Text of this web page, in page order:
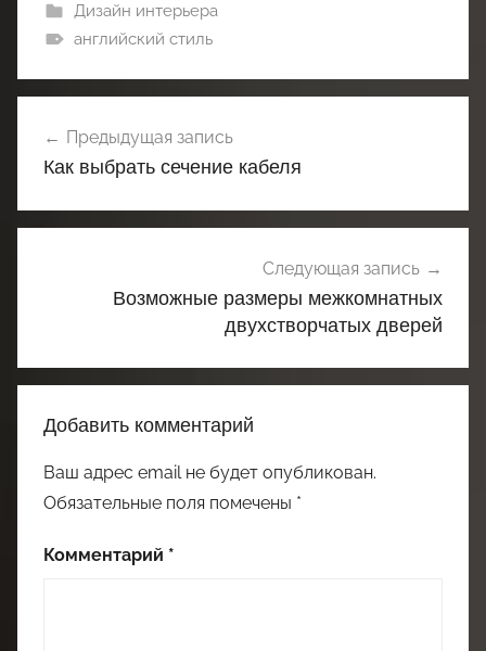
Дизайн интерьера
английский стиль
по
Предыдущая запись
Как выбрать сечение кабеля
Следующая запись
Возможные размеры межкомнатных
двухстворчатых дверей
Добавить комментарий
Ваш адрес email не будет опубликован.
Обязательные поля помечены *
Комментарий *